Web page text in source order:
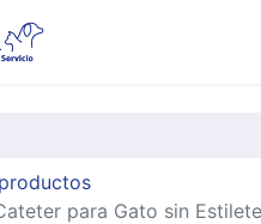
para Gato sin